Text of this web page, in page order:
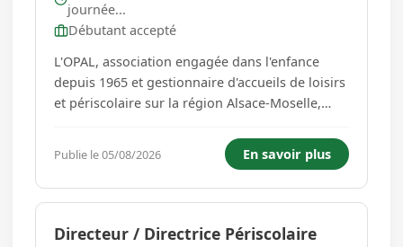
journée...
Débutant accepté
L'OPAL, association engagée dans l'enfance
depuis 1965 et gestionnaire d'accueils de loisirs
et périscolaire sur la région Alsace-Moselle,
sa structure de WALDHOUSE (Moselle). Missions
: - Prise en compte de la réglementation
sanitaire en vigueur...
Publie le 05/08/2026 En savoir plus
Directeur / Directrice Périscolaire